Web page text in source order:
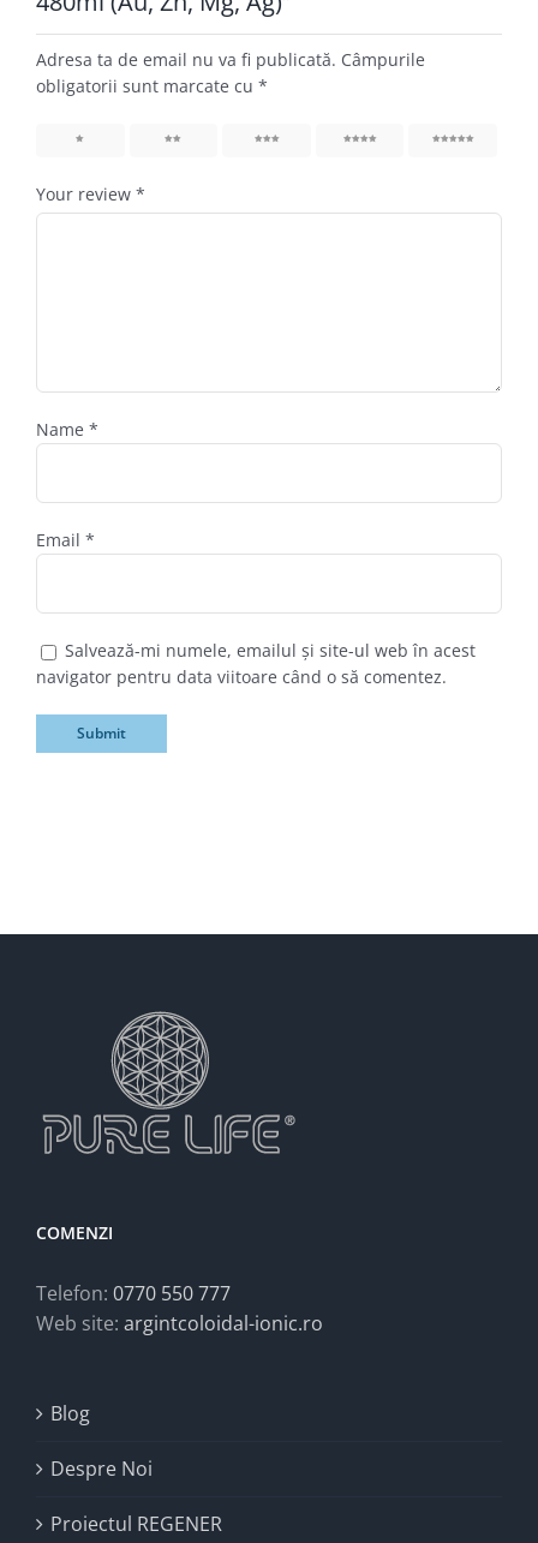
Adresa ta de email nu va fi publicată. Câmpurile
obligatorii sunt marcate cu *
Your review *
Name *
Email *
Salvează-mi numele, emailul și site-ul web în acest
navigator pentru data viitoare când o să comentez.
COMENZI
Telefon: 0770 550 777
Web site: argintcoloidal-ionic.ro
Blog
Despre Noi
Proiectul REGENER